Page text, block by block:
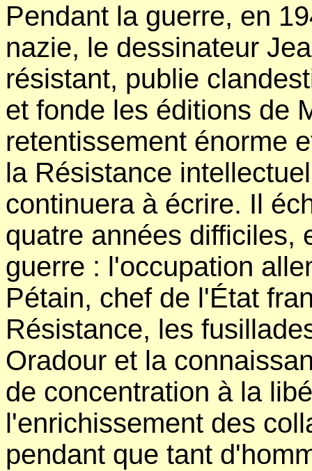
Pendant la guerre, en
nazie, le dessinateur
résistant, publie
et fonde les éditions de
retentissement énorme
la Résistance
continuera à écrire. Il
quatre années difficiles,
guerre : l'occupation
Pétain, chef de l'État
Résistance, les
Oradour et la
de concentration à la
l'enrichissement des
pendant que tant